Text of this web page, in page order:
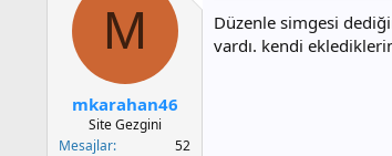
M
mkarahan46
Site Gezgini
Mesajlar
52
Düzenle simgesi
vardı. kendi